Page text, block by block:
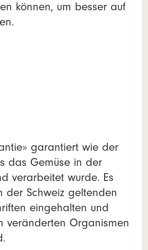
können, um besser auf
garantiert wie der
das Gemüse in der
verarbeitet wurde. Es
der Schweiz geltenden
eingehalten und
veränderten Organismen